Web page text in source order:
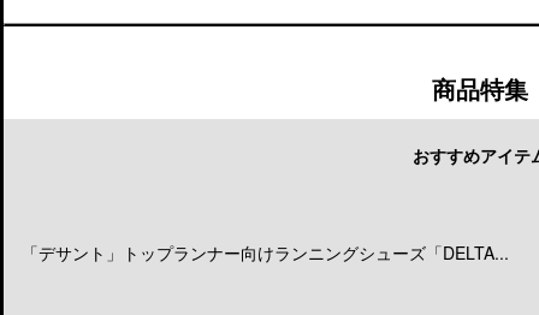
商品特集
おすすめアイテ
「デサント」トップランナー向けランニングシューズ「DELTA...